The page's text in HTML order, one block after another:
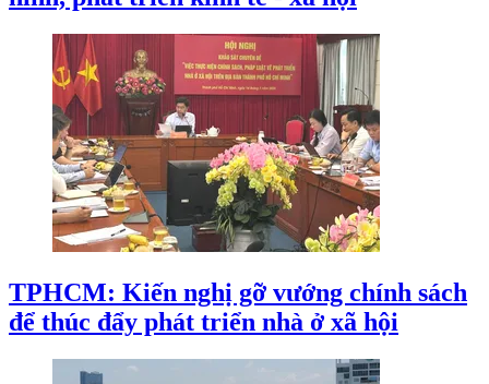
TPHCM: Kiến nghị gỡ vướng chính sách
để thúc đẩy phát triển nhà ở xã hội